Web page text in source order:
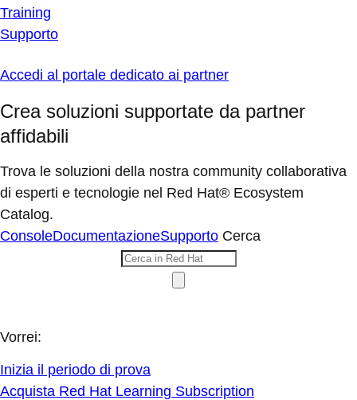
Training
Supporto
Accedi al portale dedicato ai partner
Crea soluzioni supportate da partner
affidabili
Trova le soluzioni della nostra community collaborativa
di esperti e tecnologie nel Red Hat® Ecosystem
Catalog.
ConsoleDocumentazioneSupporto Cerca
Vorrei:
Inizia il periodo di prova
Acquista Red Hat Learning Subscription